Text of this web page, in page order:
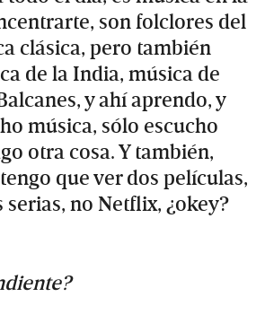
son folclores del
clásica, pero también
de la India, música de
y ahí aprendo, y
música, sólo escucho
otra cosa. Y también,
que ver dos películas,
no Netflix, ¿okey?